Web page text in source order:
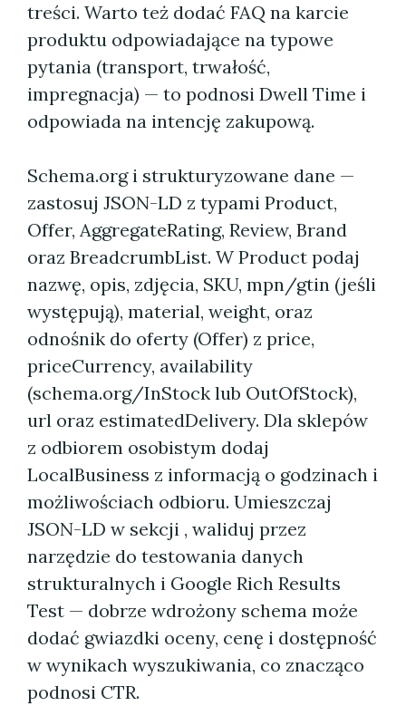
treści. Warto też dodać FAQ na karcie
produktu odpowiadające na typowe
pytania (transport, trwałość,
impregnacja) — to podnosi Dwell Time i
odpowiada na intencję zakupową.
Schema.org i strukturyzowane dane —
zastosuj JSON-LD z typami Product,
Offer, AggregateRating, Review, Brand
oraz BreadcrumbList. W Product podaj
nazwę, opis, zdjęcia, SKU, mpn/gtin (jeśli
występują), material, weight, oraz
odnośnik do oferty (Offer) z price,
priceCurrency, availability
(schema.org/InStock lub OutOfStock),
url oraz estimatedDelivery. Dla sklepów
z odbiorem osobistym dodaj
LocalBusiness z informacją o godzinach i
możliwościach odbioru. Umieszczaj
JSON-LD w sekcji , waliduj przez
narzędzie do testowania danych
strukturalnych i Google Rich Results
Test — dobrze wdrożony schema może
dodać gwiazdki oceny, cenę i dostępność
w wynikach wyszukiwania, co znacząco
podnosi CTR.